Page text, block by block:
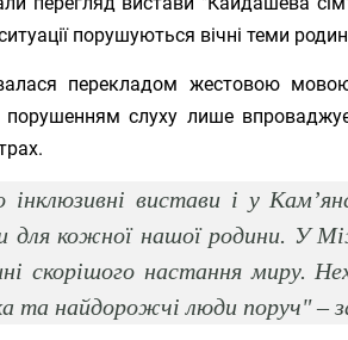
порушуються вічні теми
перекладом жестовою
слуху лише
інклюзивні вистави і у
для кожної нашої родини. У
скорішого настання миру.
та найдорожчі люди поруч" –